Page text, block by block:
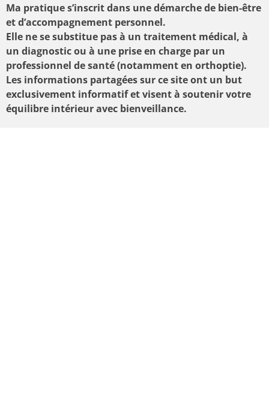
Ma pratique s’inscrit dans une démarche de bien-être
et d’accompagnement personnel.
Elle ne se substitue pas à un traitement médical, à
un diagnostic ou à une prise en charge par un
professionnel de santé (notamment en orthoptie).
Les informations partagées sur ce site ont un but
exclusivement informatif et visent à soutenir votre
équilibre intérieur avec bienveillance.